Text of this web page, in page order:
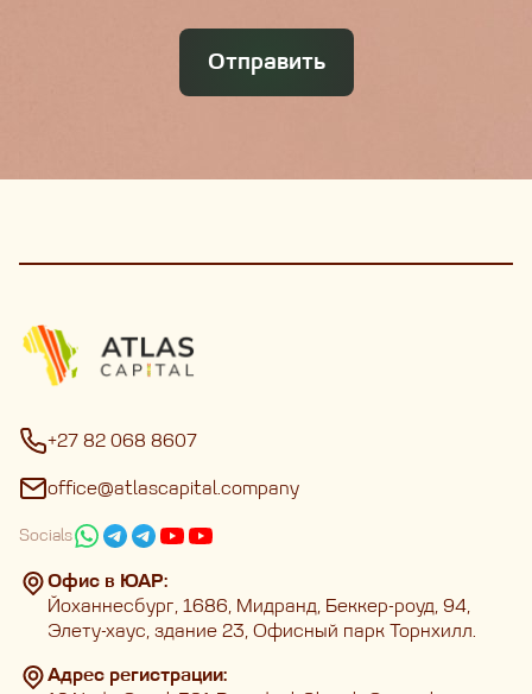
Отправить
+27 82 068 8607
office@atlascapital.company
Socials
Офис в ЮАР:
Йоханнесбург, 1686, Мидранд, Беккер-роуд, 94,
Элету-хаус, здание 23, Офисный парк Торнхилл.
Адрес регистрации: